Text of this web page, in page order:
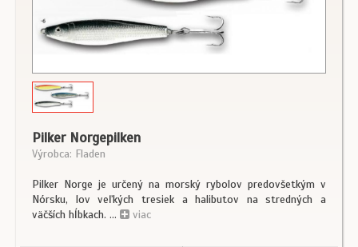
Pilker Norgepilken
Výrobca: Fladen
Pilker Norge je určený na morský rybolov predovšetkým v
Nórsku, lov veľkých tresiek a halibutov na stredných a
väčších hĺbkach. ...
viac